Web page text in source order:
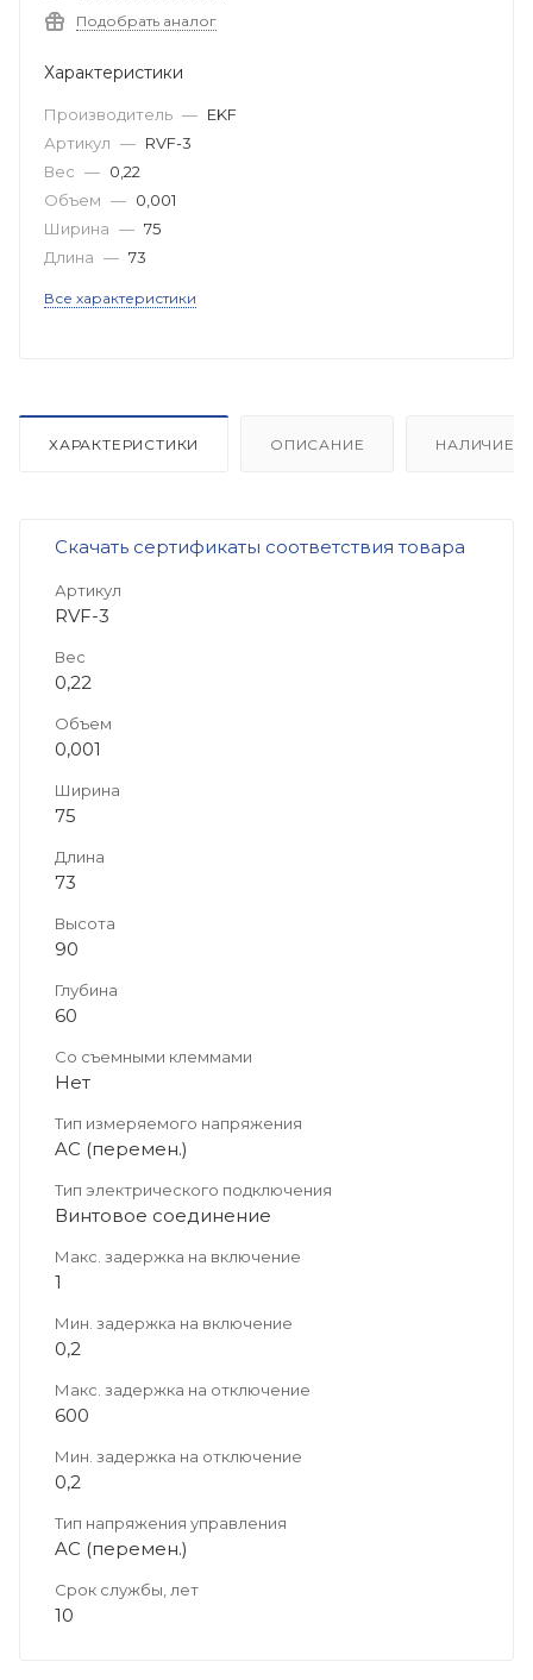
Подобрать аналог
Характеристики
Производитель — EKF
Артикул — RVF-3
Вес — 0,22
Объем — 0,001
Ширина — 75
Длина — 73
Все характеристики
ХАРАКТЕРИСТИКИ ОПИСАНИЕ НАЛИЧИЕ
Скачать сертификаты соответствия товара
Артикул
RVF-3
Вес
0,22
Объем
0,001
Ширина
75
Длина
73
Высота
90
Глубина
60
Со съемными клеммами
Нет
Тип измеряемого напряжения
AC (перемен.)
Тип электрического подключения
Винтовое соединение
Макс. задержка на включение
1
Мин. задержка на включение
0,2
Макс. задержка на отключение
600
Мин. задержка на отключение
0,2
Тип напряжения управления
AC (перемен.)
Срок службы, лет
10